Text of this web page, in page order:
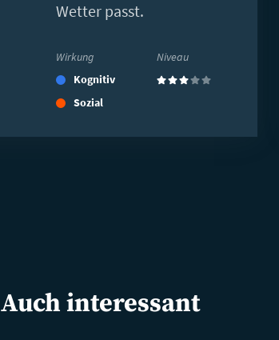
Wetter passt.
Wirkung
Kognitiv
Sozial
Niveau
(3)
Auch interessant